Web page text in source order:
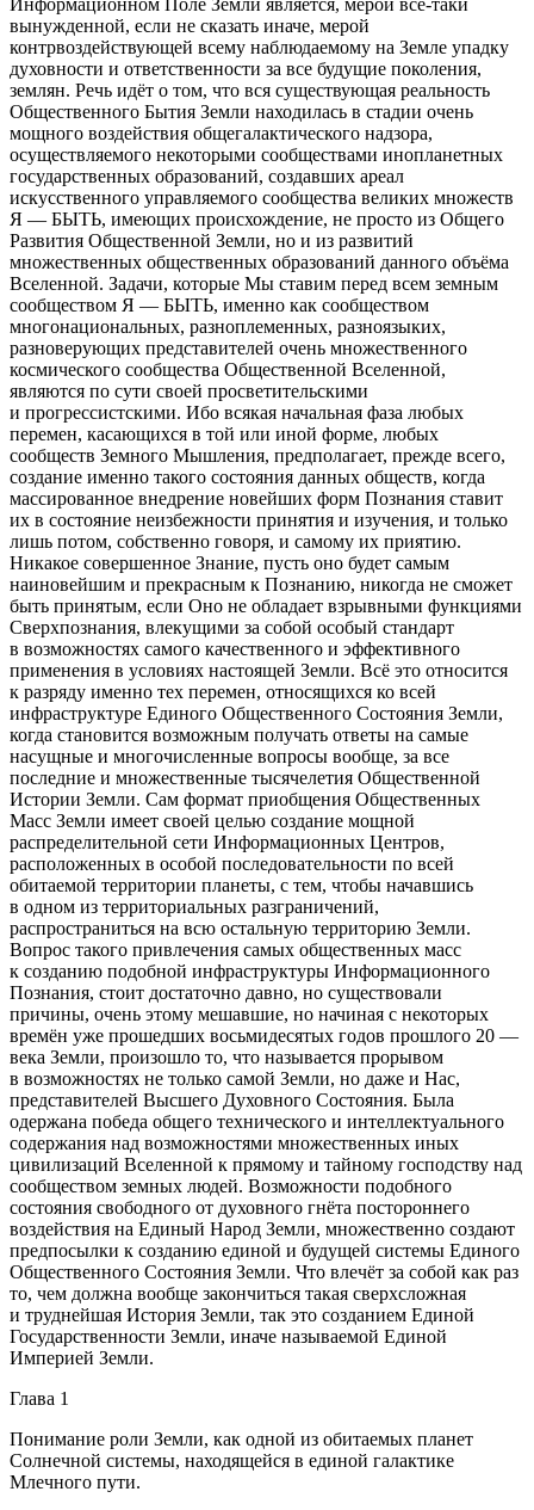
вынужденной, если не сказать иначе, мерой
контрвоздействующей всему наблюдаемому на Земле упадку
духовности и ответственности за все будущие поколения,
землян. Речь идёт о том, что вся существующая реальность
Общественного Бытия Земли находилась в стадии очень
мощного воздействия общегалактического надзора,
осуществляемого некоторыми сообществами инопланетных
государственных образований, создавших ареал
искусственного управляемого сообщества великих множеств
Я — БЫТЬ, имеющих происхождение, не просто из Общего
Развития Общественной Земли, но и из развитий
множественных общественных образований данного объёма
Вселенной. Задачи, которые Мы ставим перед всем земным
сообществом Я — БЫТЬ, именно как сообществом
многонациональных, разноплеменных, разноязыких,
разноверующих представителей очень множественного
космического сообщества Общественной Вселенной,
являются по сути своей просветительскими
и прогрессистскими. Ибо всякая начальная фаза любых
перемен, касающихся в той или иной форме, любых
сообществ Земного Мышления, предполагает, прежде всего,
создание именно такого состояния данных обществ, когда
массированное внедрение новейших форм Познания ставит
их в состояние неизбежности принятия и изучения, и только
лишь потом, собственно говоря, и самому их приятию.
Никакое совершенное Знание, пусть оно будет самым
наиновейшим и прекрасным к Познанию, никогда не сможет
быть принятым, если Оно не обладает взрывными функциями
Сверхпознания, влекущими за собой особый стандарт
в возможностях самого качественного и эффективного
применения в условиях настоящей Земли. Всё это относится
к разряду именно тех перемен, относящихся ко всей
инфраструктуре Единого Общественного Состояния Земли,
когда становится возможным получать ответы на самые
насущные и многочисленные вопросы вообще, за все
последние и множественные тысячелетия Общественной
Истории Земли. Сам формат приобщения Общественных
Масс Земли имеет своей целью создание мощной
распределительной сети Информационных Центров,
расположенных в особой последовательности по всей
обитаемой территории планеты, с тем, чтобы начавшись
в одном из территориальных разграничений,
распространиться на всю остальную территорию Земли.
Вопрос такого привлечения самых общественных масс
к созданию подобной инфраструктуры Информационного
Познания, стоит достаточно давно, но существовали
причины, очень этому мешавшие, но начиная с некоторых
времён уже прошедших восьмидесятых годов прошлого 20 —
века Земли, произошло то, что называется прорывом
в возможностях не только самой Земли, но даже и Нас,
представителей Высшего Духовного Состояния. Была
одержана победа общего технического и интеллектуального
содержания над возможностями множественных иных
цивилизаций Вселенной к прямому и тайному господству над
сообществом земных людей. Возможности подобного
состояния свободного от духовного гнёта постороннего
воздействия на Единый Народ Земли, множественно создают
предпосылки к созданию единой и будущей системы Единого
Общественного Состояния Земли. Что влечёт за собой как раз
то, чем должна вообще закончиться такая сверхсложная
и труднейшая История Земли, так это созданием Единой
Государственности Земли, иначе называемой Единой
Империей Земли.
Глава 1
Понимание роли Земли, как одной из обитаемых планет
Солнечной системы, находящейся в единой галактике
Млечного пути.